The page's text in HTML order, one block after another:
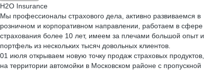
H2O Insurance
Мы профессионалы страхового дела, активно развиваемся в
розничном и корпоративном направлении, работаем в сфере
страхования более 10 лет, имеем за плечами большой опыт и
портфель из нескольких тысяч довольных клиентов.
01 июля открываем новую точку продаж страховых продуктов,
на территории автомойки в Московском районе с пропускной